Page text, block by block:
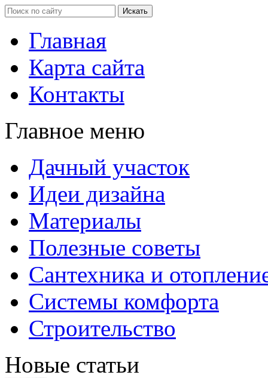
Главная
Карта сайта
Контакты
Главное меню
Дачный участок
Идеи дизайна
Материалы
Полезные советы
Сантехника и
Системы комфорта
Строительство
Новые статьи